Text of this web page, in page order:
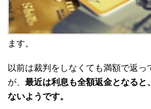
ます。
以前は裁判をしなくても満額で返っ
が、 最近は利息も全額返金となると
ないようです。